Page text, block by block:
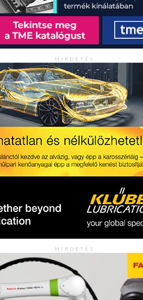
HIRDETÉS
HIRDETÉS